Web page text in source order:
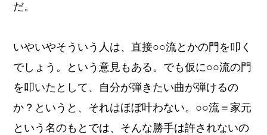
だ。
いやいやそういう人は、直接○○流とかの門を叩く
でしょう。という意見もある。でも仮に○○流の門
を叩いたとして、自分が弾きたい曲が弾けるの
か？というと、それはほぼ叶わない。○○流＝家元
という名のもとでは、そんな勝手は許されないの